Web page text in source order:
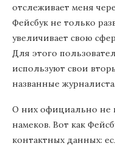
отслеживает меня
Фейсбук не только
увеличивает свою
Для этого
используют свои
названные
О них официально не
намеков. Вот как
контактных данных: